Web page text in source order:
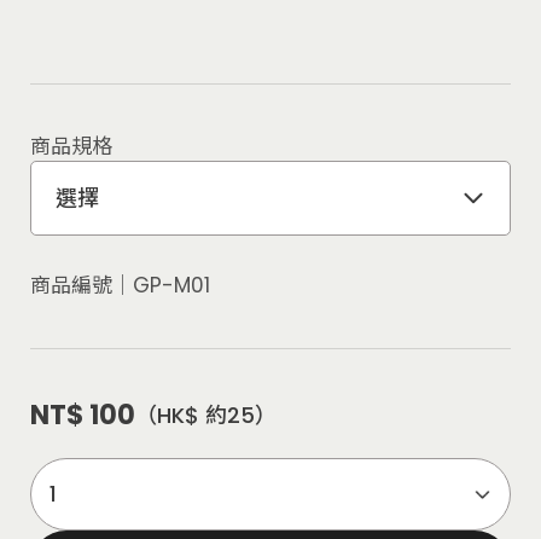
商品規格
選擇
商品編號│ GP-M01
NT$ 100 （HK$ 約25）